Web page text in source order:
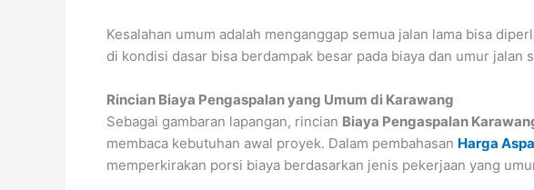
Kesalahan umum adalah menganggap semua jalan lama bisa
di kondisi dasar bisa berdampak besar pada biaya dan umur jalan
Rincian Biaya Pengaspalan yang Umum di Karawang
Sebagai gambaran lapangan, rincian Biaya Pengaspalan
membaca kebutuhan awal proyek. Dalam pembahasan Harga
memperkirakan porsi biaya berdasarkan jenis pekerjaan yang